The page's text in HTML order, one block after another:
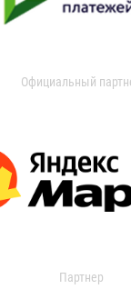
Официальный
Партнер